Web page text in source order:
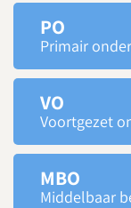
PO
Primair
VO
Voortgezet
MBO
Middelbaar